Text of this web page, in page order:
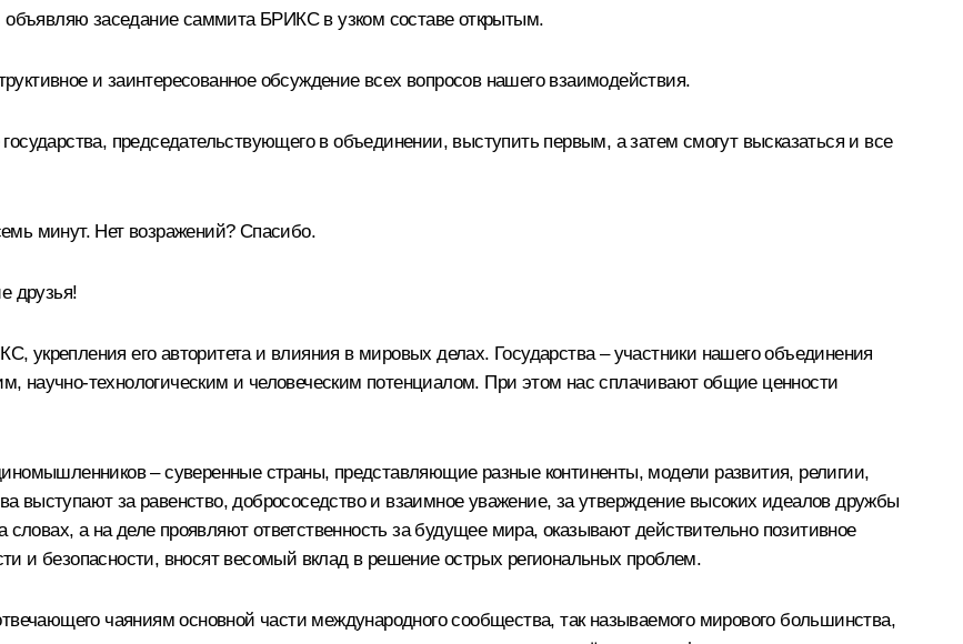
объявляю заседание саммита БРИКС в узком составе открытым.
и заинтересованное обсуждение всех вопросов нашего взаимодействия.
председательствующего в объединении, выступить первым, а затем смогут высказаться и все
минут. Нет возражений? Спасибо.
друзья!
укрепления его авторитета и влияния в мировых делах. Государства – участники нашего объединения
научно-технологическим и человеческим потенциалом. При этом нас сплачивают общие ценности
– суверенные страны, представляющие разные континенты, модели развития, религии,
выступают за равенство, добрососедство и взаимное уважение, за утверждение высоких идеалов дружбы
а на деле проявляют ответственность за будущее мира, оказывают действительно позитивное
и безопасности, вносят весомый вклад в решение острых региональных проблем.
чаяниям основной части международного сообщества, так называемого мирового большинства,